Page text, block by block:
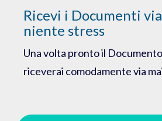
Ricevi i Documenti
niente stress
Una volta pronto il
riceverai comodamente via